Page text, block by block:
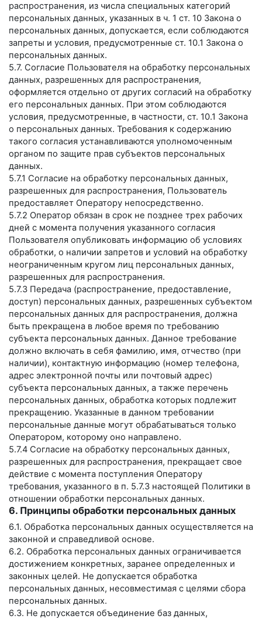
распространения, из числа специальных категорий
персональных данных, указанных в ч. 1 ст. 10 Закона о
персональных данных, допускается, если соблюдаются
запреты и условия, предусмотренные ст. 10.1 Закона о
персональных данных.
5.7. Согласие Пользователя на обработку персональных
данных, разрешенных для распространения,
оформляется отдельно от других согласий на обработку
его персональных данных. При этом соблюдаются
условия, предусмотренные, в частности, ст. 10.1 Закона
о персональных данных. Требования к содержанию
такого согласия устанавливаются уполномоченным
органом по защите прав субъектов персональных
данных.
5.7.1 Согласие на обработку персональных данных,
разрешенных для распространения, Пользователь
предоставляет Оператору непосредственно.
5.7.2 Оператор обязан в срок не позднее трех рабочих
дней с момента получения указанного согласия
Пользователя опубликовать информацию об условиях
обработки, о наличии запретов и условий на обработку
неограниченным кругом лиц персональных данных,
разрешенных для распространения.
5.7.3 Передача (распространение, предоставление,
доступ) персональных данных, разрешенных субъектом
персональных данных для распространения, должна
быть прекращена в любое время по требованию
субъекта персональных данных. Данное требование
должно включать в себя фамилию, имя, отчество (при
наличии), контактную информацию (номер телефона,
адрес электронной почты или почтовый адрес)
субъекта персональных данных, а также перечень
персональных данных, обработка которых подлежит
прекращению. Указанные в данном требовании
персональные данные могут обрабатываться только
Оператором, которому оно направлено.
5.7.4 Согласие на обработку персональных данных,
разрешенных для распространения, прекращает свое
действие с момента поступления Оператору
требования, указанного в п. 5.7.3 настоящей Политики в
отношении обработки персональных данных.
6. Принципы обработки персональных данных
6.1. Обработка персональных данных осуществляется на
законной и справедливой основе.
6.2. Обработка персональных данных ограничивается
достижением конкретных, заранее определенных и
законных целей. Не допускается обработка
персональных данных, несовместимая с целями сбора
персональных данных.
6.3. Не допускается объединение баз данных,